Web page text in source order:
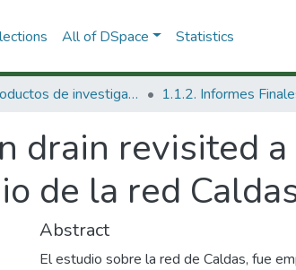
All of DSpace Statistics
1.1 Productos de investigación 1.1.2. Informes
drain revisited
de la red
Abstract
El estudio sobre la red de Caldas, fue